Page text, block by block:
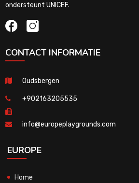
ondersteunt UNICEF.
CONTACT INFORMATIE
Oudsbergen
+902163205535
info@europeplaygrounds.com
EUROPE
Home